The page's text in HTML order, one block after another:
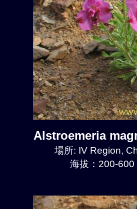
Alstroemeria
場所: IV Region,
海拔：200-